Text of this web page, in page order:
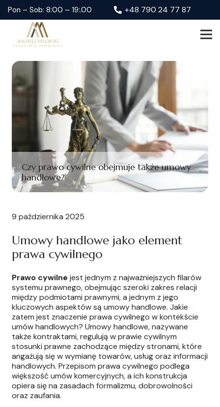
Pon – Sob: 8:00 – 19:.00 +48 790 24 77 87
Czy prawo cywilne obejmuje także umowy
handlowe?
9 października 2025
Umowy handlowe jako element
prawa cywilnego
Prawo cywilne jest jednym z najważniejszych filarów
systemu prawnego, obejmując szeroki zakres relacji
między podmiotami prawnymi, a jednym z jego
kluczowych aspektów są umowy handlowe. Jakie
zatem jest znaczenie prawa cywilnego w kontekście
umów handlowych? Umowy handlowe, nazywane
także kontraktami, regulują w prawie cywilnym
stosunki prawne zachodzące między stronami, które
angażują się w wymianę towarów, usług oraz informacji
handlowych. Przepisom prawa cywilnego podlega
większość umów komercyjnych, a ich konstrukcja
opiera się na zasadach formalizmu, dobrowolności
oraz zaufania.